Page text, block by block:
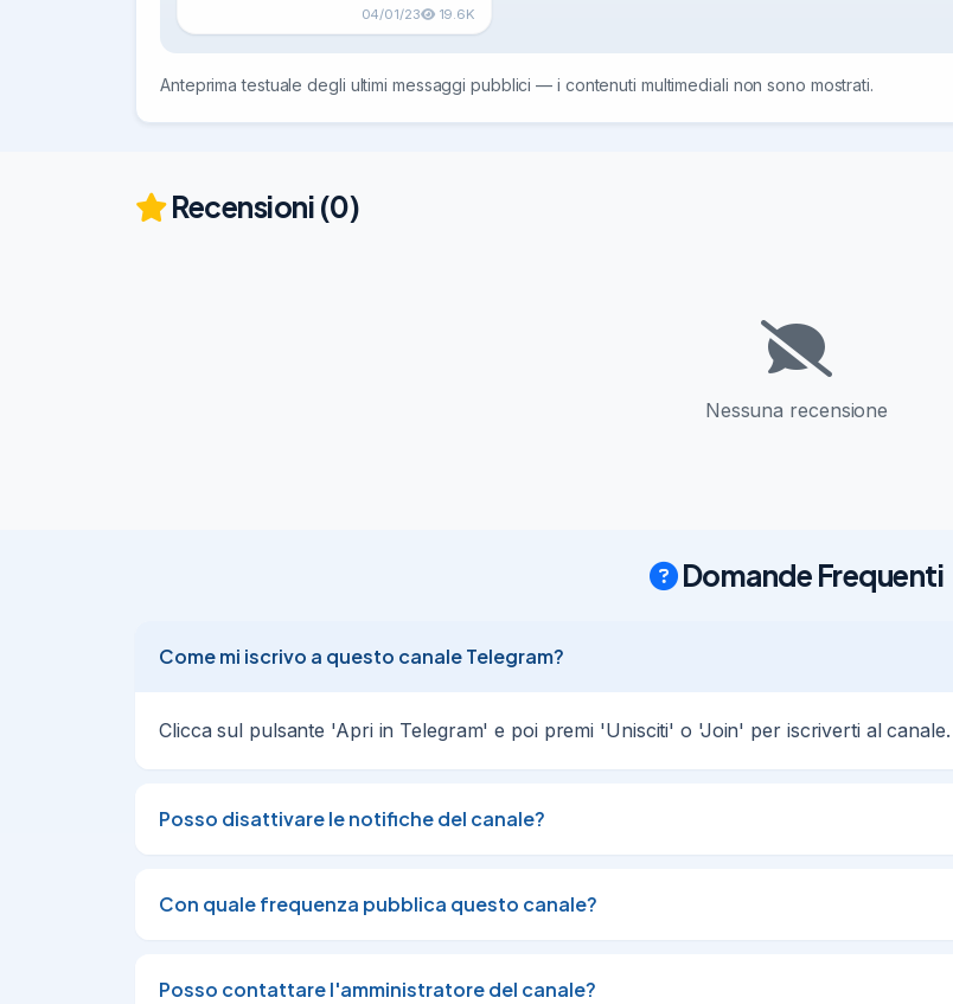
04/01/23 19.6K
Anteprima testuale degli ultimi messaggi pubblici — i contenuti multimediali non sono mostrati.
Recensioni (0)
Nessuna recensione
Domande Frequenti
Come mi iscrivo a questo canale Telegram?
Clicca sul pulsante 'Apri in Telegram' e poi premi 'Unisciti' o 'Join' per iscriverti al canale.
Posso disattivare le notifiche del canale?
Con quale frequenza pubblica questo canale?
Posso contattare l'amministratore del canale?